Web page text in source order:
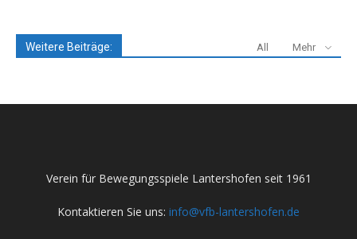
Weitere Beiträge: All Mehr
Verein für Bewegungsspiele Lantershofen seit 1961
Kontaktieren Sie uns: info@vfb-lantershofen.de